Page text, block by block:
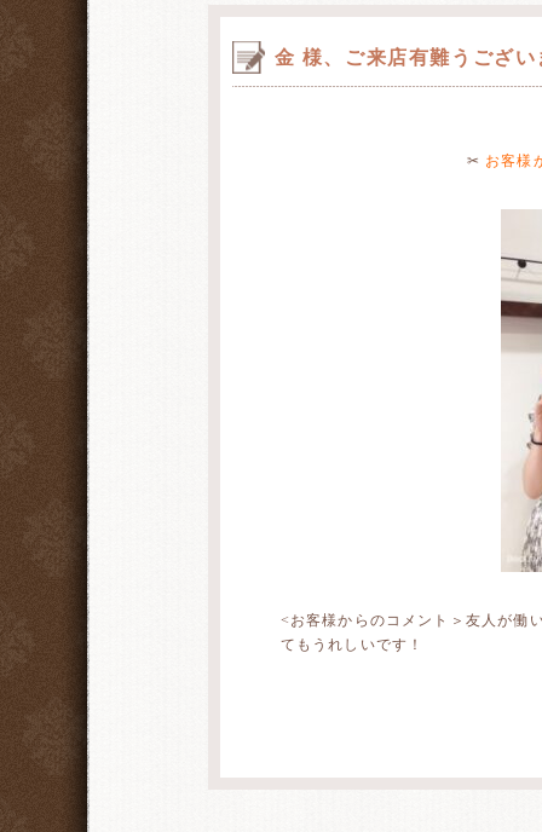
金 様、ご来店有難うござい
✂ お客様
<お客様からのコメント＞友人が働
てもうれしいです！